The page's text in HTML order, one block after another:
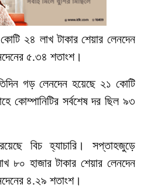
২৪ লাখ টাকার শেয়ার লেনদেন
৫.৩৪ শতাংশ।
গড় লেনদেন হয়েছে ২১ কোটি
কোম্পানিটির সর্বশেষ দর ছিল ৯৩
বিচ হ্যাচারি। সপ্তাহজুড়ে
৮০ হাজার টাকার শেয়ার লেনদেন
৪.২৯ শতাংশ।